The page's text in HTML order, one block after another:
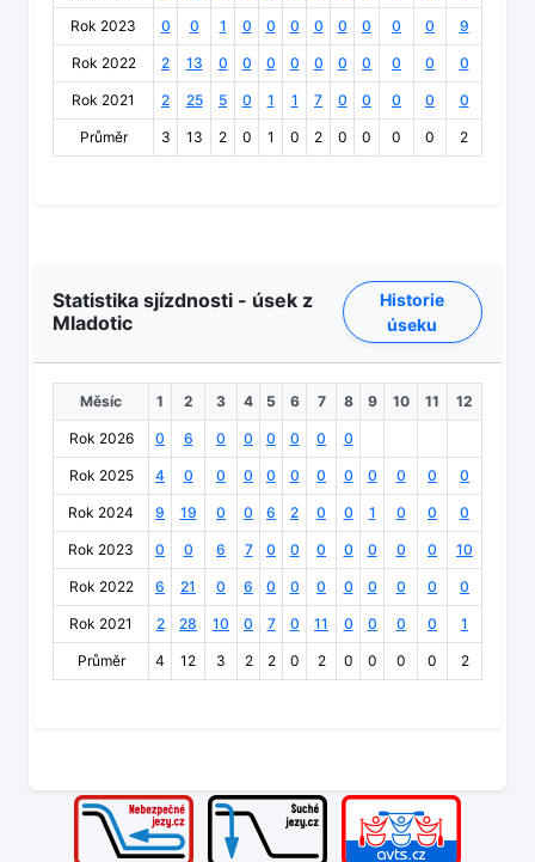
Rok 2023 0 0 1 0 0 0 0 0 0 0 0 9
Rok 2022 2 13 0 0 0 0 0 0 0 0 0 0
Rok 2021 2 25 5 0 1 1 7 0 0 0 0 0
Průměr 3 13 2 0 1 0 2 0 0 0 0 2
Statistika sjízdnosti - úsek z
Mladotic
Historie
úseku
Měsíc 1 2 3 4 5 6 7 8 9 10 11 12
Rok 2026 0 6 0 0 0 0 0 0
Rok 2025 4 0 0 0 0 0 0 0 0 0 0 0
Rok 2024 9 19 0 0 6 2 0 0 1 0 0 0
Rok 2023 0 0 6 7 0 0 0 0 0 0 0 10
Rok 2022 6 21 0 6 0 0 0 0 0 0 0 0
Rok 2021 2 28 10 0 7 0 11 0 0 0 0 1
Průměr 4 12 3 2 2 0 2 0 0 0 0 2